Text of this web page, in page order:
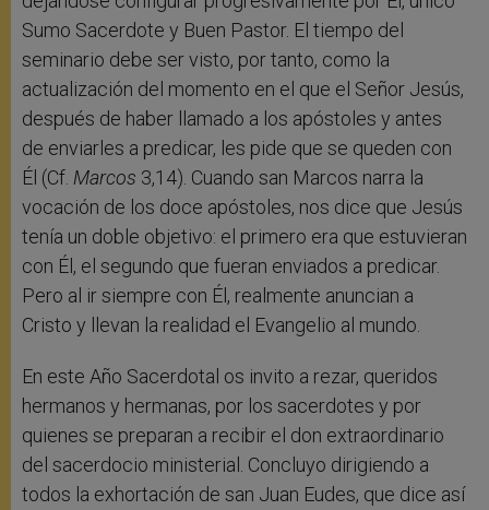
Sumo Sacerdote y Buen Pastor. El tiempo del
seminario debe ser visto, por tanto, como la
actualización del momento en el que el Señor Jesús,
después de haber llamado a los apóstoles y antes
de enviarles a predicar, les pide que se queden con
Él (Cf. Marcos 3,14). Cuando san Marcos narra la
vocación de los doce apóstoles, nos dice que Jesús
tenía un doble objetivo: el primero era que estuvieran
con Él, el segundo que fueran enviados a predicar.
Pero al ir siempre con Él, realmente anuncian a
Cristo y llevan la realidad el Evangelio al mundo.
En este Año Sacerdotal os invito a rezar, queridos
hermanos y hermanas, por los sacerdotes y por
quienes se preparan a recibir el don extraordinario
del sacerdocio ministerial. Concluyo dirigiendo a
todos la exhortación de san Juan Eudes, que dice así